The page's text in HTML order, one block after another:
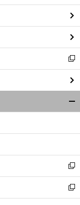
ン
ド
ウ
で
開
く
新
し
い
ウ
ィ
ン
ウ
開
く
新
し
い
ウ
新
し